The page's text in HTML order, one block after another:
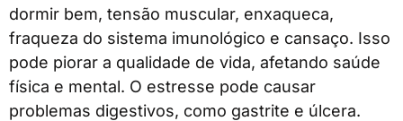
dormir bem, tensão muscular, enxaqueca,
fraqueza do sistema imunológico e cansaço. Isso
pode piorar a qualidade de vida, afetando saúde
física e mental. O estresse pode causar
problemas digestivos, como gastrite e úlcera.